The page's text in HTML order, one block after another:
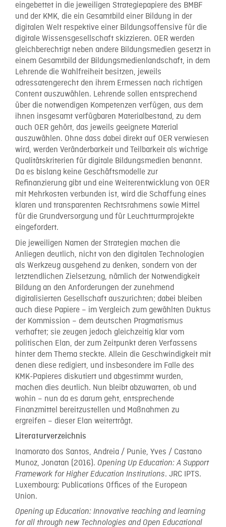
eingebettet in die jeweiligen Strategiepapiere des BMBF
und der KMK, die ein Gesamtbild einer Bildung in der
digitalen Welt respektive einer Bildungsoffensive für die
digitale Wissensgesellschaft skizzieren. OER werden
gleichberechtigt neben andere Bildungsmedien gesetzt in
einem Gesamtbild der Bildungsmedienlandschaft, in dem
Lehrende die Wahlfreiheit besitzen, jeweils
adressatengerecht den ihrem Ermessen nach richtigen
Content auszuwählen. Lehrende sollen entsprechend
über die notwendigen Kompetenzen verfügen, aus dem
ihnen insgesamt verfügbaren Materialbestand, zu dem
auch OER gehört, das jeweils geeignete Material
auszuwählen. Ohne dass dabei direkt auf OER verwiesen
wird, werden Veränderbarkeit und Teilbarkeit als wichtige
Qualitätskriterien für digitale Bildungsmedien benannt.
Da es bislang keine Geschäftsmodelle zur
Refinanzierung gibt und eine Weiterentwicklung von OER
mit Mehrkosten verbunden ist, wird die Schaffung eines
klaren und transparenten Rechtsrahmens sowie Mittel
für die Grundversorgung und für Leuchtturmprojekte
eingefordert.
Die jeweiligen Namen der Strategien machen die
Anliegen deutlich, nicht von den digitalen Technologien
als Werkzeug ausgehend zu denken, sondern von der
letztendlichen Zielsetzung, nämlich der Notwendigkeit
Bildung an den Anforderungen der zunehmend
digitalisierten Gesellschaft auszurichten; dabei bleiben
auch diese Papiere – im Vergleich zum gewählten Duktus
der Kommission – dem deutschen Pragmatismus
verhaftet; sie zeugen jedoch gleichzeitig klar vom
politischen Elan, der zum Zeitpunkt deren Verfassens
hinter dem Thema steckte. Allein die Geschwindigkeit mit
denen diese redigiert, und insbesondere im Falle des
KMK-Papieres diskutiert und abgestimmt wurden,
machen dies deutlich. Nun bleibt abzuwarten, ob und
wohin – nun da es darum geht, entsprechende
Finanzmittel bereitzustellen und Maßnahmen zu
ergreifen – dieser Elan weiterträgt.
Literaturverzeichnis
Inamorato dos Santos, Andreia / Punie, Yves / Castano
Munoz, Jonatan (2016). Opening Up Education: A Support
Framework for Higher Education Institutions. JRC IPTS.
Luxembourg: Publications Offices of the European
Union.
Opening up Education: Innovative teaching and learning
for all through new Technologies and Open Educational